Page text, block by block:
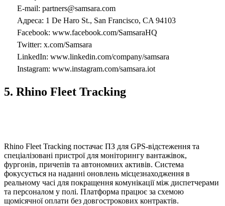
E-mail: partners@samsara.com
Адреса: 1 De Haro St., San Francisco, CA 94103
Facebook: www.facebook.com/SamsaraHQ
Twitter: x.com/Samsara
LinkedIn: www.linkedin.com/company/samsara
Instagram: www.instagram.com/samsara.iot
5. Rhino Fleet Tracking
Rhino Fleet Tracking постачає ПЗ для GPS-відстеження та
спеціалізовані пристрої для моніторингу вантажівок,
фургонів, причепів та автономних активів. Система
фокусується на наданні оновлень місцезнаходження в
реальному часі для покращення комунікації між диспетчерами
та персоналом у полі. Платформа працює за схемою
щомісячної оплати без довгострокових контрактів.